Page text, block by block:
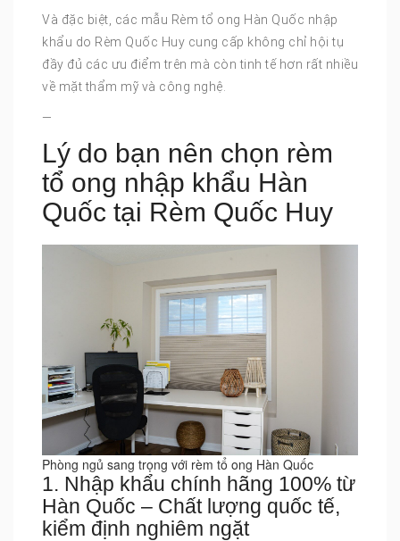
Và đặc biệt, các mẫu Rèm tổ ong Hàn Quốc nhập
khẩu do Rèm Quốc Huy cung cấp không chỉ hội tụ
đầy đủ các ưu điểm trên mà còn tinh tế hơn rất nhiều
về mặt thẩm mỹ và công nghệ.
—
Lý do bạn nên chọn rèm
tổ ong nhập khẩu Hàn
Quốc tại Rèm Quốc Huy
Phòng ngủ sang trọng với rèm tổ ong Hàn Quốc
1. Nhập khẩu chính hãng 100% từ
Hàn Quốc – Chất lượng quốc tế,
kiểm định nghiêm ngặt